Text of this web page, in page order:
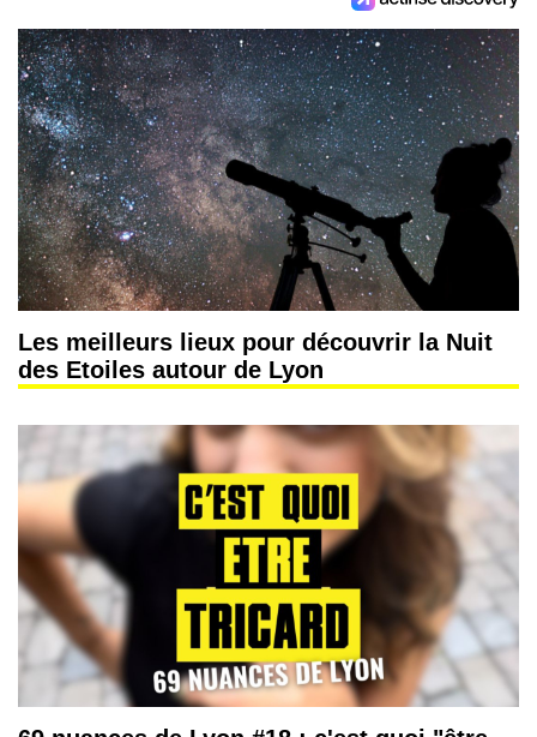
Les meilleurs lieux pour découvrir la Nuit
des Etoiles autour de Lyon